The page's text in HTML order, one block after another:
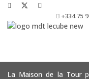
+334 75
La Maison de la Tour